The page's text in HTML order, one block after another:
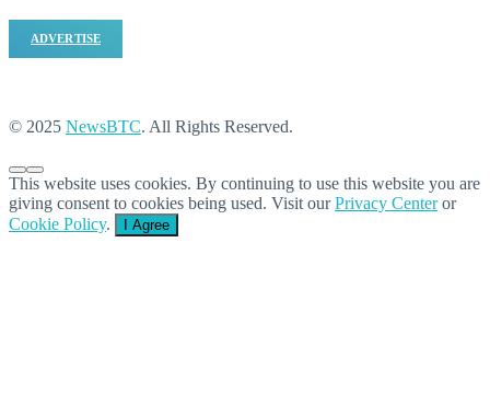
ADVERTISE
© 2025 NewsBTC. All Rights Reserved.
This website uses cookies. By continuing to use this website you are
giving consent to cookies being used. Visit ourPrivacy Centeror
Cookie Policy. I Agree